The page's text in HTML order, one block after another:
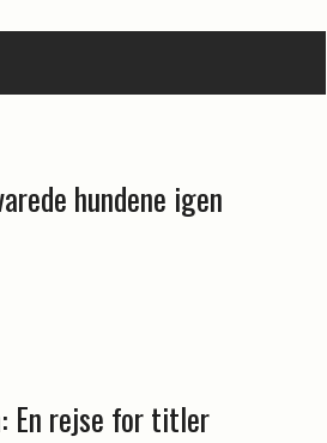
hundene igen
En rejse for titler